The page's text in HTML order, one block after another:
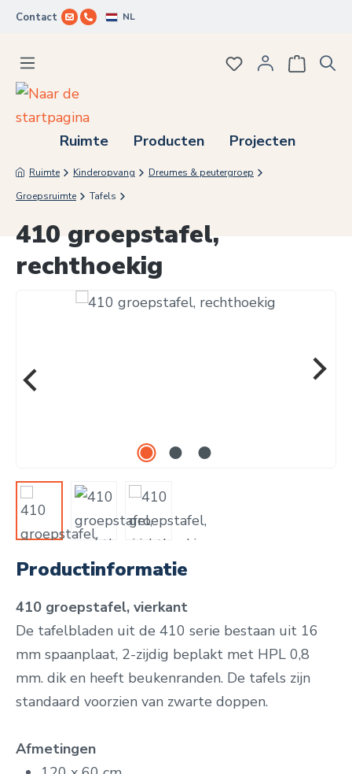
Ga naar de hoofdinhoud
Contact NL
Ruimte Producten Projecten
Je hebt 0 items
Ruimte Kinderopvang
Dreumes & peutergroep
Groepsruimte
Tafels
410 groepstafel,
rechthoekig
Afbeeldingengalerij overslaan
Productinformatie
410 groepstafel, vierkant
De tafelbladen uit de 410 serie bestaan uit 16
mm spaanplaat, 2-zijdig beplakt met HPL 0,8
mm. dik en heeft beukenranden. De tafels zijn
standaard voorzien van zwarte doppen.
Afmetingen